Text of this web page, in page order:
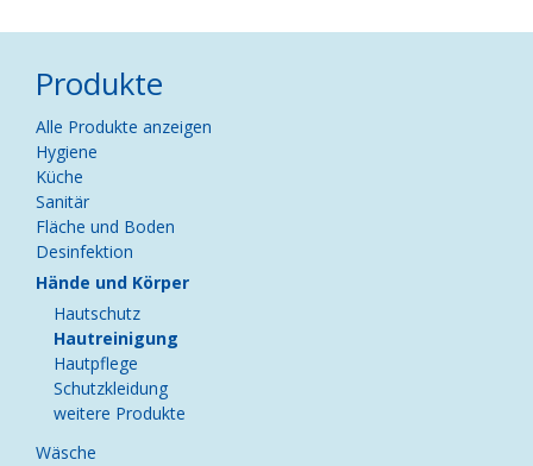
Produkte
Navigation
überspringen
Alle Produkte anzeigen
Hygiene
Küche
Sanitär
Fläche und Boden
Desinfektion
Hände und Körper
Hautschutz
Hautreinigung
Hautpflege
Schutzkleidung
weitere Produkte
Wäsche